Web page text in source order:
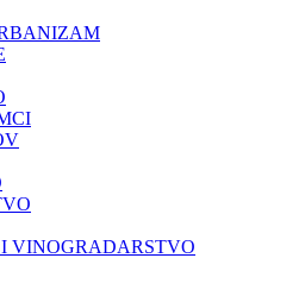
VINOGRADARSTVO